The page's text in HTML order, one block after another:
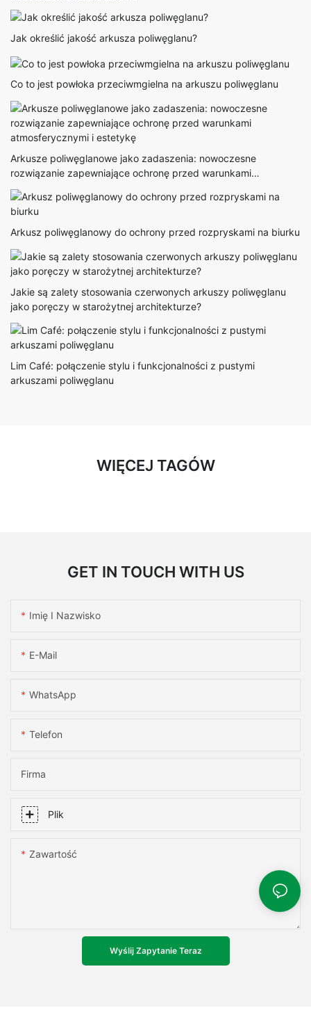
Jak określić jakość arkusza poliwęglanu?
Co to jest powłoka przeciwmgielna na arkuszu poliwęglanu
Arkusze poliwęglanowe jako zadaszenia: nowoczesne
rozwiązanie zapewniające ochronę przed warunkami
atmosferycznymi i estetykę
Arkusz poliwęglanowy do ochrony przed rozpryskami na biurku
Jakie są zalety stosowania czerwonych arkuszy poliwęglanu
jako poręczy w starożytnej architekturze?
Lim Café: połączenie stylu i funkcjonalności z pustymi
arkuszami poliwęglanu
WIĘCEJ TAGÓW
GET IN TOUCH WITH US
Imię I Nazwisko
E-Mail
WhatsApp
Telefon
Firma
Plik
Zawartość
Wyślij Zapytanie Teraz